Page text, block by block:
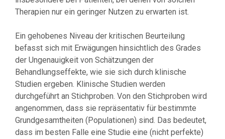
Therapien nur ein geringer Nutzen zu erwarten ist.
Ein gehobenes Niveau der kritischen Beurteilung
befasst sich mit Erwägungen hinsichtlich des Grades
der Ungenauigkeit von Schätzungen der
Behandlungseffekte, wie sie sich durch klinische
Studien ergeben. Klinische Studien werden
durchgeführt an Stichproben. Von den Stichproben wird
angenommen, dass sie repräsentativ für bestimmte
Grundgesamtheiten (Populationen) sind. Das bedeutet,
dass im besten Falle eine Studie eine (nicht perfekte)